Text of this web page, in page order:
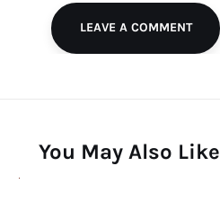
LEAVE A COMMENT
You May Also Like